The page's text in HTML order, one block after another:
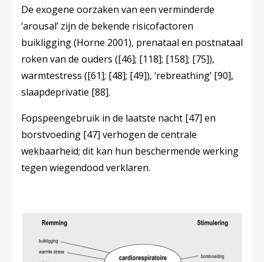
De exogene oorzaken van een verminderde
‘arousal’ zijn de bekende risicofactoren
buikligging (Horne 2001), prenataal en postnataal
roken van de ouders ([46]; [118]; [158]; [75]),
warmtestress ([61]; [48]; [49]), ‘rebreathing’ [90],
slaapdeprivatie [88].
Fopspeengebruik in de laatste nacht [47] en
borstvoeding [47] verhogen de centrale
wekbaarheid; dit kan hun beschermende werking
tegen wiegendood verklaren.